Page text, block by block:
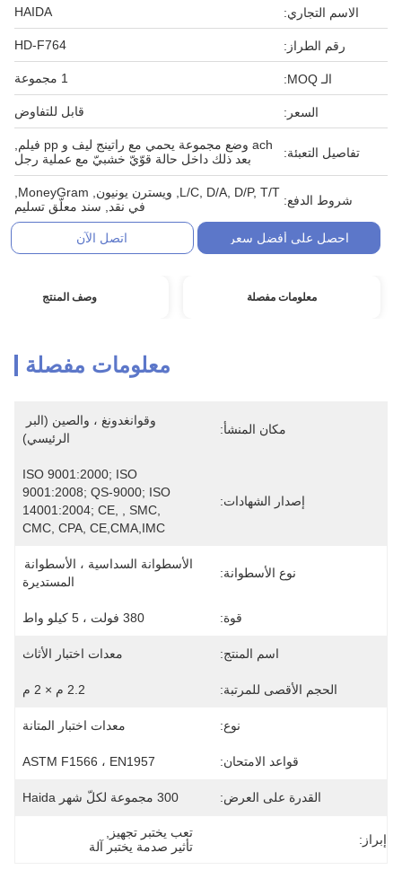
الاسم التجاري: HAIDA
رقم الطراز: HD-F764
الـ MOQ: 1 مجموعة
السعر: قابل للتفاوض
تفاصيل التعبئة:
ach وضع مجموعة يحمي مع راتينج ليف و pp فيلم,
بعد ذلك داخل حالة قوّيّ خشبيّ مع عملية رجل
شروط الدفع:
في نقد, سند معلّق تسليم
احصل على أفضل سعر اتصل الآن
معلومات مفصلة وصف المنتج
معلومات مفصلة
مكان المنشأ:
الرئيسي)
إصدار الشهادات:
ISO 9001:2000; ISO
9001:2008; QS-9000; ISO
14001:2004; CE, , SMC,
CMC, CPA, CE,CMA,IMC
نوع الأسطوانة:
المستديرة
قوة: 380 فولت ، 5 كيلو واط
اسم المنتج: معدات اختبار الأثاث
الحجم الأقصى للمرتبة: 2.2 م × 2 م
نوع: معدات اختبار المتانة
قواعد الامتحان: ASTM F1566 ، EN1957
القدرة على العرض: 300 مجموعة لكلّ شهر Haida
إبراز: تعب يختبر تجهيز
تأثير صدمة يختبر آلة